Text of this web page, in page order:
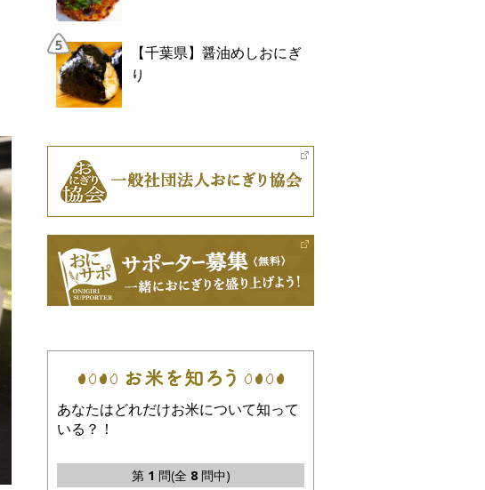
【千葉県】醤油めしおにぎ
り
あなたはどれだけお米について知って
いる？！
第 1 問(全 8問中)